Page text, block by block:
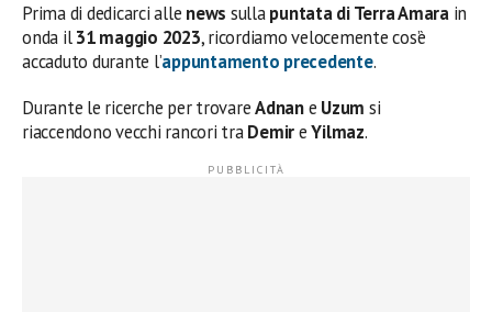
Prima di dedicarci alle news sullapuntata di Terra Amarain
onda il31 maggio 2023, ricordiamo velocemente cos’è
accaduto durante l’appuntamento precedente.
Durante le ricerche per trovareAdnane Uzum si
riaccendono vecchi rancori traDemireYilmaz.